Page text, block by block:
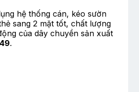
hệ thống cán, kéo sườn
sang 2 mặt tốt, chất lượng
của dây chuyền sản xuất
.